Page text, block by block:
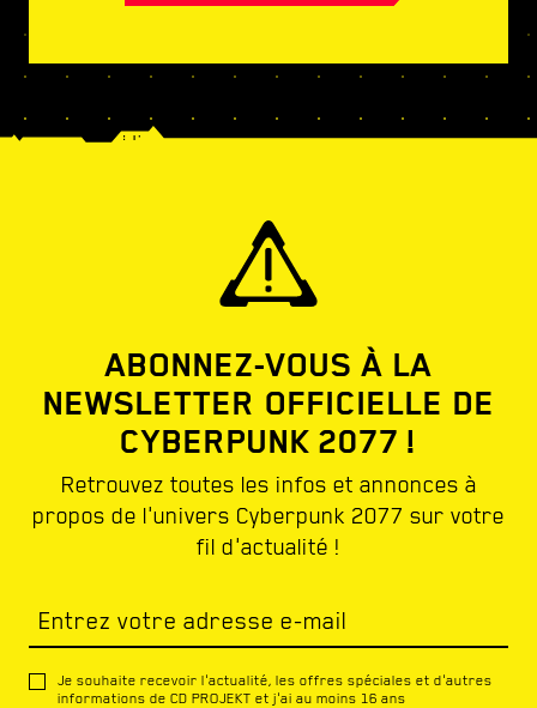
ABONNEZ-VOUS À LA
NEWSLETTER OFFICIELLE DE
CYBERPUNK 2077 !
Retrouvez toutes les infos et annonces à
propos de l'univers Cyberpunk 2077 sur votre
fil d'actualité !
Entrez votre adresse e-mail
Je souhaite recevoir l'actualité, les offres spéciales et d'autres
informations de CD PROJEKT et j'ai au moins 16 ans